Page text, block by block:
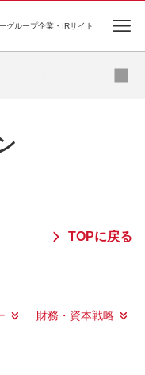
グループ企業・IRサイト
TOPに戻る
財務・資本戦略